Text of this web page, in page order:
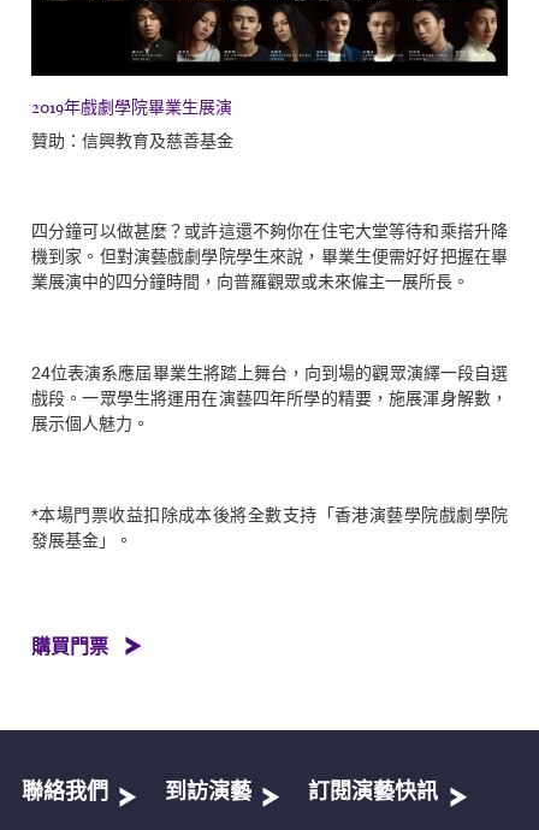
2019年戲劇學院畢業生展演
贊助：信興教育及慈善基金
四分鐘可以做甚麼？或許這還不夠你在住宅大堂等待和乘搭升降
機到家。但對演藝戲劇學院學生來說，畢業生便需好好把握在畢
業展演中的四分鐘時間，向普羅觀眾或未來僱主一展所長。
24位表演系應屆畢業生將踏上舞台，向到場的觀眾演繹一段自選
戲段。一眾學生將運用在演藝四年所學的精要，施展渾身解數，
展示個人魅力。
*本場門票收益扣除成本後將全數支持「香港演藝學院戲劇學院
發展基金」。
購買門票
聯絡我們 到訪演藝 訂閱演藝快訊